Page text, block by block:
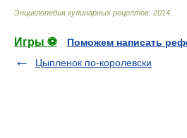
Энциклопедия кулинарных рецептов 2014
Игры ⚽
Поможем написать
Цыпленок по-королевски